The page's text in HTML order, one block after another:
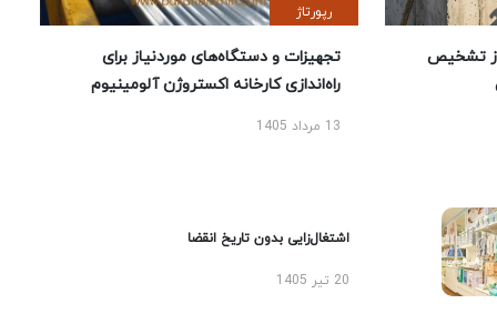
تشخیص
رپورتاژ
تجهیزات و دستگاه‌های موردنیاز برای
راه‌اندازی کارخانه اکستروژن آلومینیوم
13 مرداد 1405
اشتغال‌زایی بدون تاریخ انقضا
20 تیر 1405